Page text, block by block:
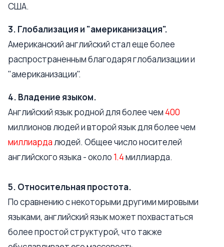
США.
3. Глобализация и "американизация".
Американский английский стал еще более
распространенным благодаря глобализации и
"американизации".
4. Владение языком.
Английский язык родной для более чем 400
миллионов людей и второй язык для более чем
миллиардалюдей. Общее число носителей
английского языка - около 1.4миллиарда.
5. Относительная простота.
По сравнению с некоторыми другими мировыми
языками, английский язык может похвастаться
более простой структурой, что также